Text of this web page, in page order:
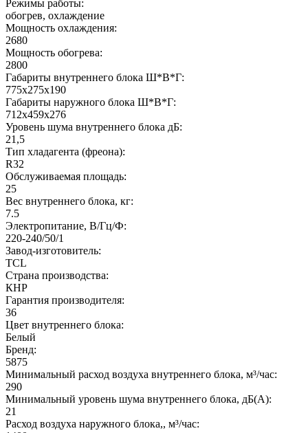
Режимы работы:
обогрев, охлаждение
Мощность охлаждения:
2680
Мощность обогрева:
2800
Габариты внутреннего блока Ш*В*Г:
775x275x190
Габариты наружного блока Ш*В*Г:
712x459x276
Уровень шума внутреннего блока дБ:
21,5
Тип хладагента (фреона):
R32
Обслуживаемая площадь:
25
Вес внутреннего блока, кг:
7.5
Электропитание, В/Гц/Ф:
220-240/50/1
Завод-изготовитель:
TCL
Страна производства:
КНР
Гарантия производителя:
36
Цвет внутреннего блока:
Белый
Бренд:
5875
Минимальный расход воздуха внутреннего блока, м³/час:
290
Минимальный уровень шума внутреннего блока, дБ(А):
21
Расход воздуха наружного блока,, м³/час: